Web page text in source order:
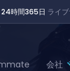
24時間365日 ライ
会社